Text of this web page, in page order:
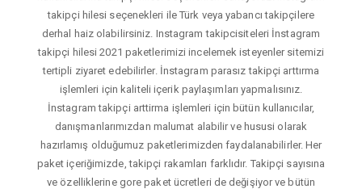
takipçi hilesi seçenekleri ile Türk veya yabancı takipçilere
derhal haiz olabilirsiniz. Instagram takipcisiteleri İnstagram
takipçi hilesi 2021 paketlerimizi incelemek isteyenler sitemizi
tertipli ziyaret edebilirler. İnstagram parasız takipçi arttırma
işlemleri için kaliteli içerik paylaşımları yapmalısınız.
İnstagram takipçi arttirma işlemleri için bütün kullanıcılar,
danışmanlarımızdan malumat alabilir ve hususi olarak
hazırlamış olduğumuz paketlerimizden faydalanabilirler. Her
paket içeriğimizde, takipçi rakamları farklıdır. Takipçi sayısına
ve özelliklerine gore paket ücretleri de değişiyor ve bütün